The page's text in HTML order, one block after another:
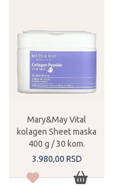
Mary&May Vital
kolagen Sheet maska
400 g / 30 kom.
3.980,00 RSD